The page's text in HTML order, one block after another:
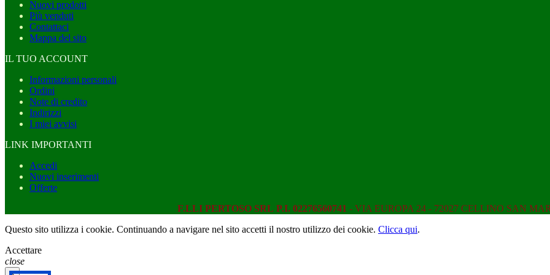
Nuovi prodotti
Più venduti
Contattaci
Mappa del sito
IL TUO ACCOUNT
Informazioni personali
Ordini
Note di credito
Indirizzi
I miei avvisi
LINK IMPORTANTI
Accedi
Nuovi inserimenti
Offerte
F.LLI PERTOSO SRL P.I. 02276560741 - VIA EUROPA 24 - 72027 CELLINO SAN
Questo sito utilizza i cookie. Continuando a navigare nel sito accetti il nostro utilizzo dei cookie. Clicca qui.
Accettare
close